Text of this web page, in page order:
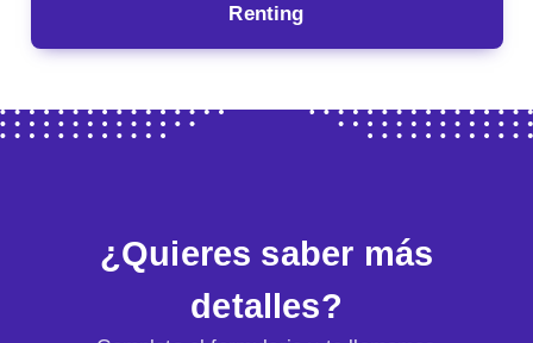
Renting
¿Quieres saber más
detalles?